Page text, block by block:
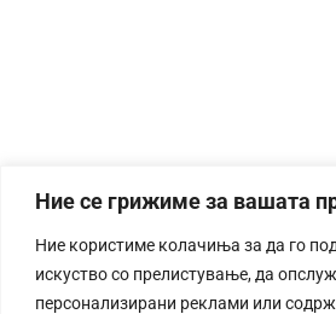
Ние се грижиме за вашата
Ние користиме колачиња за да го
искуство со прелистување, да
персонализирани реклами или